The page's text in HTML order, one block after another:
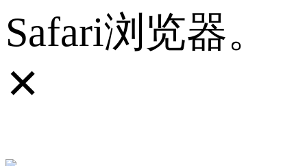
Safari浏览器。
✕